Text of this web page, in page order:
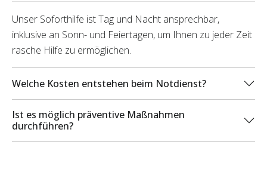
Unser Soforthilfe ist Tag und Nacht ansprechbar,
inklusive an Sonn- und Feiertagen, um Ihnen zu jeder Zeit
rasche Hilfe zu ermöglichen.
Welche Kosten entstehen beim Notdienst?
Ist es möglich präventive Maßnahmen
durchführen?